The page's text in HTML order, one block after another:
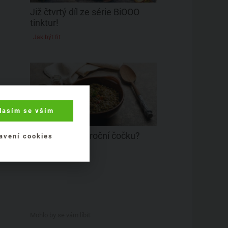
Již čtvrtý díl ze série BiOOO
tinktur!
Jak být fit
Proč jíme novoroční čočku?
se vším
cookies